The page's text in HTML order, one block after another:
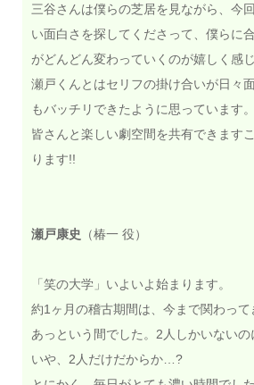
三谷さんは僕らの芝居を見ながら、今
い面白さを探してくださって、僕らに
がどんどん変わっていくのが嬉しく感じ
瀬戸くんとはセリフの掛け合いが日々
もバッチリできたように思っています。
皆さんと楽しい劇空間を共有できます
ります!!
瀬戸康史 （椿一 役）
「笑の大学」いよいよ始まります。
約1ヶ月の稽古期間は、今まで関わって
あっという間でした。2人しかいないの
いや、2人だけだからか…?